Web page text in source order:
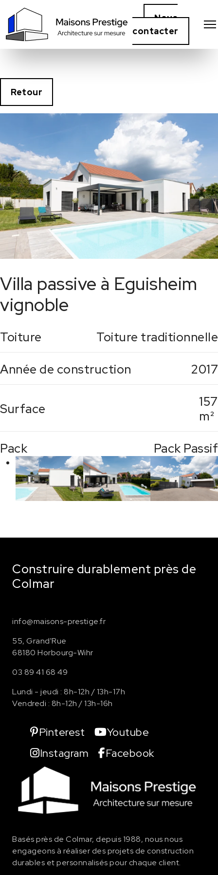
Nous
contacter
Retour
Villa passive à Eguisheim
vignoble
Toiture
Toiture traditionnelle
Année de construction
2017
Surface 157
Pack Pack Passif
Construire durablement près de
Colmar
info@maisons-prestige.fr
55, Grand'Rue
68180 Horbourg-Wihr
03 89 41 68 49
Lundi - jeudi : 8h-12h / 13h-17h
Vendredi : 8h-12h / 13h-16h
Pinterest
Youtube
Instagram
Facebook
Basés près de Colmar, depuis 1988, nous nous
engageons à réaliser des projets de construction
durables et personnalisés pour chaque client.